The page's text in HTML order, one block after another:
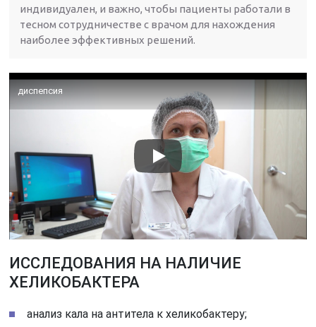
индивидуален, и важно, чтобы пациенты работали в
тесном сотрудничестве с врачом для нахождения
наиболее эффективных решений.
диспепсия
ИССЛЕДОВАНИЯ НА НАЛИЧИЕ
ХЕЛИКОБАКТЕРА
анализ кала на антитела к хеликобактеру;